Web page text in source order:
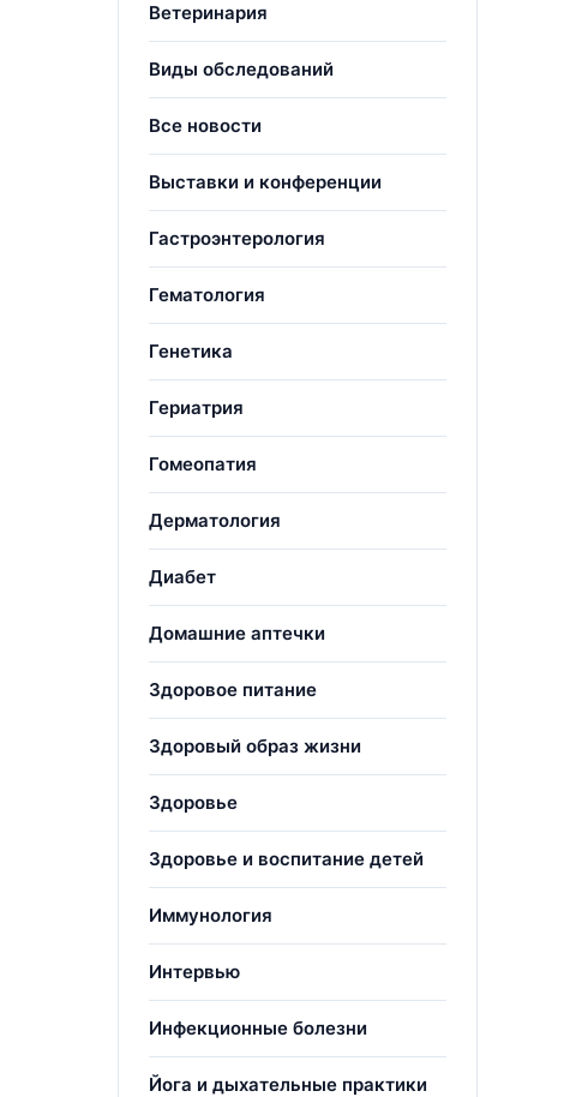
Ветеринария
Виды обследований
Все новости
Выставки и конференции
Гастроэнтерология
Гематология
Генетика
Гериатрия
Гомеопатия
Дерматология
Диабет
Домашние аптечки
Здоровое питание
Здоровый образ жизни
Здоровье
Здоровье и воспитание детей
Иммунология
Интервью
Инфекционные болезни
Йога и дыхательные практики